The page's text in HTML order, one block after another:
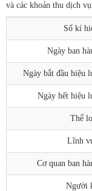
và các khoản thu dịch
Số kí
Ngày ban
Ngày bắt đầu hiệu
Ngày hết hiệu
Thể
Lĩnh
Cơ quan ban
Người